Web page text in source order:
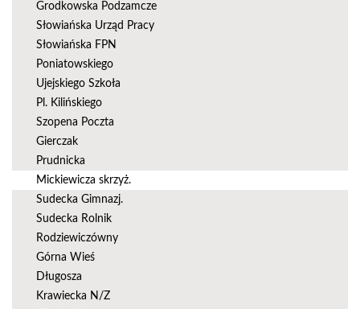
Grodkowska Podzamcze
Słowiańska Urząd Pracy
Słowiańska FPN
Poniatowskiego
Ujejskiego Szkoła
Pl. Kilińskiego
Szopena Poczta
Gierczak
Prudnicka
Mickiewicza skrzyż.
Sudecka Gimnazj.
Sudecka Rolnik
Rodziewiczówny
Górna Wieś
Długosza
Krawiecka N/Z